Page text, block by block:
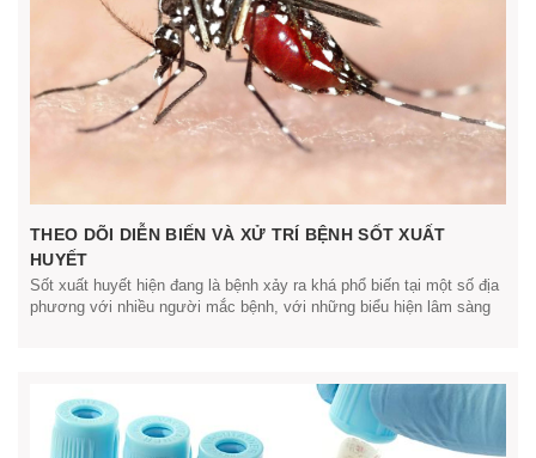
THEO DÕI DIỄN BIẾN VÀ XỬ TRÍ BỆNH SỐT XUẤT
HUYẾT
Sốt xuất huyết hiện đang là bệnh xảy ra khá phổ biến tại một số địa
phương với nhiều người mắc bệnh, với những biểu hiện lâm sàng